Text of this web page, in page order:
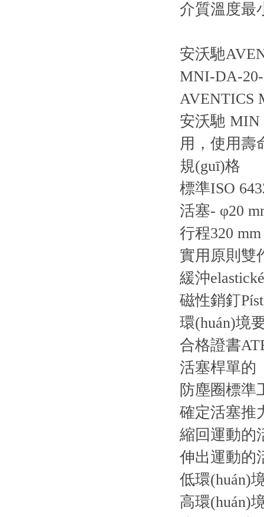
介質溫度最
安沃馳
MNI-DA-20-
AVENTICS
安沃馳 MIN
用，使用壽
規(guī)格
標準ISO
活塞- φ20
行程320 mm
實用原則雙
緩沖
磁性銷釘
環(huán)境
合格證書
活塞桿單的
防塵圈標準
確定活塞推
縮回運動的
伸出運動的
低環(huán)
高環(huán)